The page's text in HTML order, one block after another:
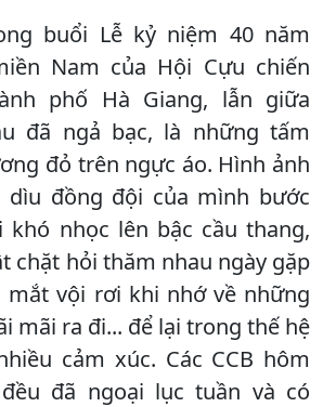
buổi Lễ kỷ niệm 40 năm
Nam của Hội Cựu chiến
phố Hà Giang, lẫn giữa
đã ngả bạc, là những tấm
đỏ trên ngực áo. Hình ảnh
dìu đồng đội của mình bước
khó nhọc lên bậc cầu thang,
chặt hỏi thăm nhau ngày gặp
mắt vội rơi khi nhớ về những
mãi ra đi... để lại trong thế hệ
cảm xúc. Các CCB hôm
đã ngoại lục tuần và có